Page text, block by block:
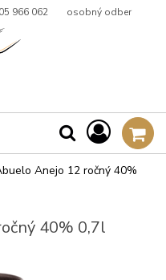
966 062 osobný odber
Anejo 12 ročný 40%
40% 0,7l